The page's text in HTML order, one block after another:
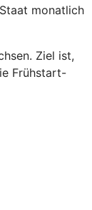
monatlich
Ziel ist,
Frühstart-